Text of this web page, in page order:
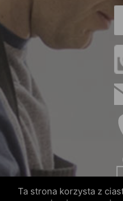
Ta strona korzysta z